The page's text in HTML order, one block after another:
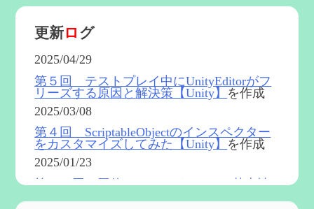
更新ロ グ
2025/04/29
第５回 テストプレイ中にUnityEditorがフ
リーズする原因と解決策【Unity】 を作成
2025/03/08
第４回 ScriptableObjectのインスペクター
をカスタマイズしてみた【Unity】 を作成
2025/01/23
第５４回 召使(アルレッキーノ)の基本性